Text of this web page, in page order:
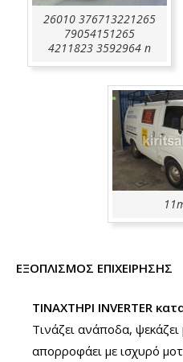
26010 376713221265
79054151265
4211823 3592964 n
ΕΞΟΠΛΙΣΜΟΣ ΕΠΙΧΕΙΡΗΣΗΣ
ΤΙΝΑΧΤΗΡΙ INVERTER
Τινάζει ανάποδα, ψεκάζει
απορροφάει με ισχυρό